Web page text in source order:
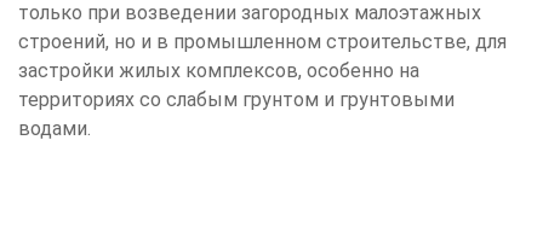
только при возведении загородных малоэтажных
строений, но и в промышленном строительстве, для
застройки жилых комплексов, особенно на
территориях со слабым грунтом и грунтовыми
водами.